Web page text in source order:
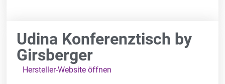
Udina Konferenztisch by
Girsberger
Hersteller-Website öffnen